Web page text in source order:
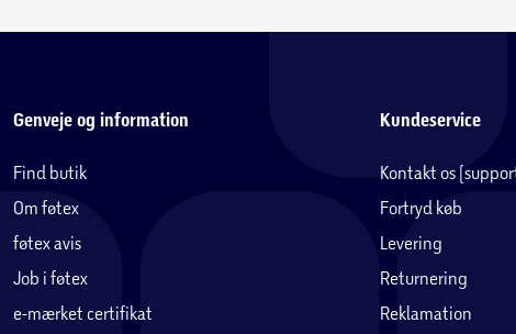
Genveje og information
Find butik
Om føtex
føtex avis
Job i føtex
e-mærket certifikat
Kundeservice
Kontakt os
Fortryd køb
Levering
Returnering
Reklamation